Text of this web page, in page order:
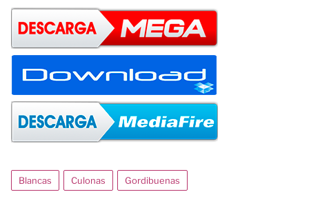
Blancas Culonas Gordibuenas